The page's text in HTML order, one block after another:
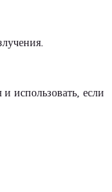
использовать, если